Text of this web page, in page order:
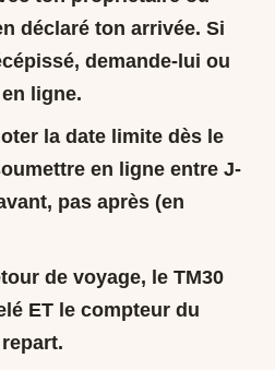
déclaré ton arrivée. Si
demande-lui ou
ligne.
la date limite dès le
en ligne entre J-
pas après (en
de voyage, le TM30
ET le compteur du